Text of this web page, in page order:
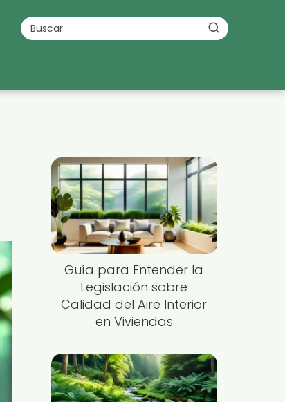
Guía para Entender la
Legislación sobre
Calidad del Aire Interior
en Viviendas